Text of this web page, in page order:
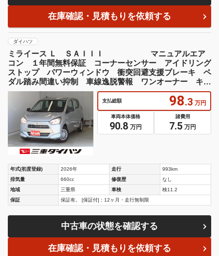
在庫確認・見積もりを依頼する
ダイハツ
ミライース Ｌ ＳＡＩＩＩ マニュアルエア
コン １年間無料保証 コーナーセンサー アイドリング
ストップ パワーウィンドウ 衝突回避支援ブレーキ ペ
ダル踏み間違い抑制 車線逸脱警報 ワンオーナー キー
レスキー ハイビームアシスト オートライト 元試乗
車 点検記録簿
支払総額 98.3 万円
車両本体価格
90.8 万円
諸費用
7.5 万円
年式(初度登録) 2026年 走行
993km
排気量
660cc 修復歴
なし
地域
三重県 車検
検11.2
保証
保証有。 [保証付]：12ヶ月・走行無制限
中古車の状態を確認する
在庫確認・見積もりを依頼する